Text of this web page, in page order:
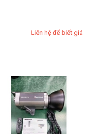
Liên hệ để biết giá